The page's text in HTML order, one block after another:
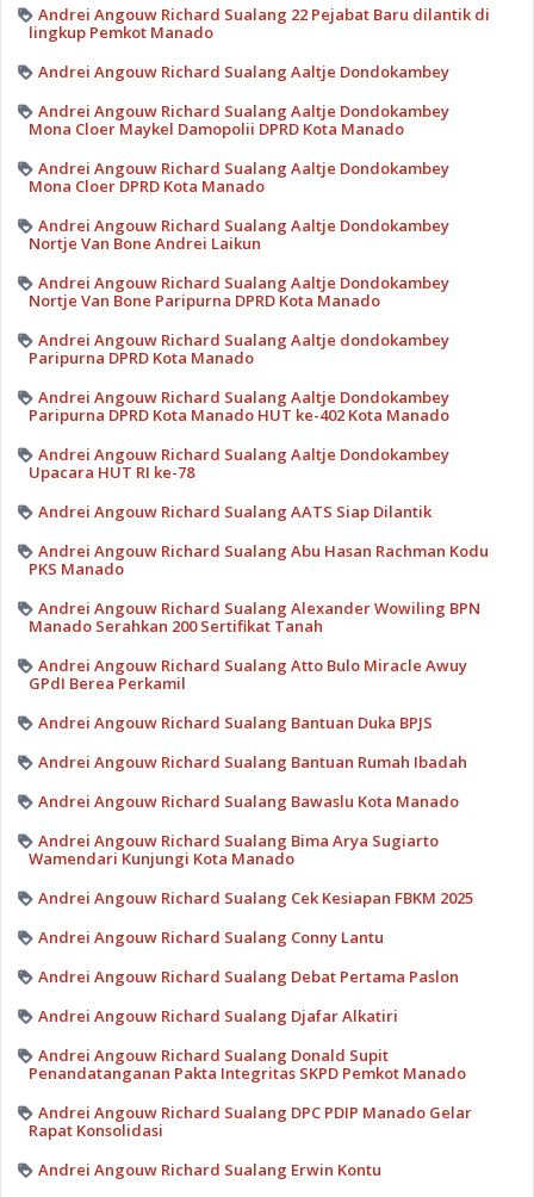
Andrei Angouw Richard Sualang 22 Pejabat Baru dilantik di
lingkup Pemkot Manado
Andrei Angouw Richard Sualang Aaltje Dondokambey
Andrei Angouw Richard Sualang Aaltje Dondokambey
Mona Cloer Maykel Damopolii DPRD Kota Manado
Andrei Angouw Richard Sualang Aaltje Dondokambey
Mona Cloer DPRD Kota Manado
Andrei Angouw Richard Sualang Aaltje Dondokambey
Nortje Van Bone Andrei Laikun
Andrei Angouw Richard Sualang Aaltje Dondokambey
Nortje Van Bone Paripurna DPRD Kota Manado
Andrei Angouw Richard Sualang Aaltje dondokambey
Paripurna DPRD Kota Manado
Andrei Angouw Richard Sualang Aaltje Dondokambey
Paripurna DPRD Kota Manado HUT ke-402 Kota Manado
Andrei Angouw Richard Sualang Aaltje Dondokambey
Upacara HUT RI ke-78
Andrei Angouw Richard Sualang AATS Siap Dilantik
Andrei Angouw Richard Sualang Abu Hasan Rachman Kodu
PKS Manado
Andrei Angouw Richard Sualang Alexander Wowiling BPN
Manado Serahkan 200 Sertifikat Tanah
Andrei Angouw Richard Sualang Atto Bulo Miracle Awuy
GPdI Berea Perkamil
Andrei Angouw Richard Sualang Bantuan Duka BPJS
Andrei Angouw Richard Sualang Bantuan Rumah Ibadah
Andrei Angouw Richard Sualang Bawaslu Kota Manado
Andrei Angouw Richard Sualang Bima Arya Sugiarto
Wamendari Kunjungi Kota Manado
Andrei Angouw Richard Sualang Cek Kesiapan FBKM 2025
Andrei Angouw Richard Sualang Conny Lantu
Andrei Angouw Richard Sualang Debat Pertama Paslon
Andrei Angouw Richard Sualang Djafar Alkatiri
Andrei Angouw Richard Sualang Donald Supit
Penandatanganan Pakta Integritas SKPD Pemkot Manado
Andrei Angouw Richard Sualang DPC PDIP Manado Gelar
Rapat Konsolidasi
Andrei Angouw Richard Sualang Erwin Kontu